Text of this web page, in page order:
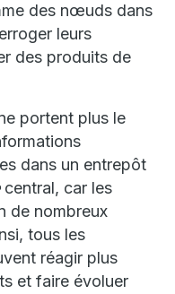
des nœuds dans
leurs
des produits de
portent plus le
dans un entrepôt
central, car les
de nombreux
tous les
réagir plus
et faire évoluer